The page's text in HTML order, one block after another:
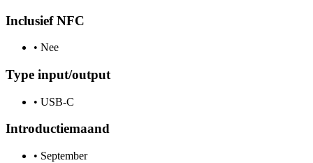
Inclusief NFC
• Nee
Type input/output
• USB-C
Introductiemaand
• September